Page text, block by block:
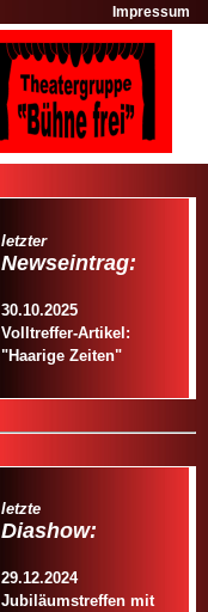
Impressum
letzter
Newseintrag:
30.10.2025
Volltreffer-Artikel:
"Haarige Zeiten"
letzte
Diashow:
29.12.2024
Jubiläumstreffen mit